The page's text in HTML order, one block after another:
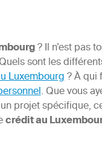
? Il n’est pas
sont les
Luxembourg? À qui
. Que vous
projet spécifique,
crédit au